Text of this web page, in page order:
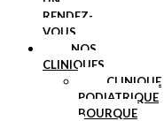
RENDEZ-
VOUS
NOS
CLINIQUES
CLINIQUE
PODIATRIQUE
BOURQUE